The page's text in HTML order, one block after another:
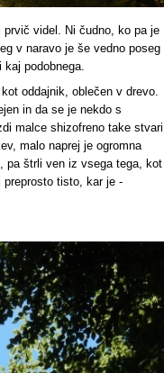
videl. Ni čudno, ko pa je
v naravo je še vedno poseg
podobnega.
oddajnik, oblečen v drevo.
in da se je nekdo s
malce shizofreno take stvari
malo naprej je ogromna
pa štrli ven iz vsega tega, kot
tisto, kar je -